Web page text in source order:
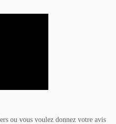
ou vous voulez donnez votre avis